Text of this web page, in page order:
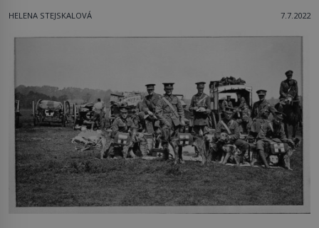
HELENA STEJSKALOVÁ 7.7.2022